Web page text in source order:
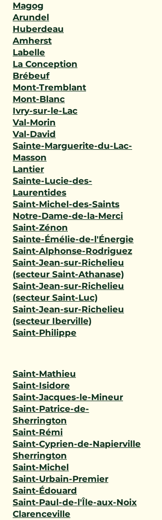
Magog
Arundel
Huberdeau
Amherst
Labelle
La Conception
Brébeuf
Mont-Tremblant
Mont-Blanc
Ivry-sur-le-Lac
Val-Morin
Val-David
Sainte-Marguerite-du-Lac-
Masson
Lantier
Sainte-Lucie-des-
Laurentides
Saint-Michel-des-Saints
Notre-Dame-de-la-Merci
Saint-Zénon
Sainte-Émélie-de-l'Énergie
Saint-Alphonse-Rodriguez
Saint-Jean-sur-Richelieu
(secteur Saint-Athanase)
Saint-Jean-sur-Richelieu
(secteur Saint-Luc)
Saint-Jean-sur-Richelieu
(secteur Iberville)
Saint-Philippe
Saint-Mathieu
Saint-Isidore
Saint-Jacques-le-Mineur
Saint-Patrice-de-
Sherrington
Saint-Rémi
Saint-Cyprien-de-Napierville
Sherrington
Saint-Michel
Saint-Urbain-Premier
Saint-Édouard
Saint-Paul-de-l'Île-aux-Noix
Clarenceville